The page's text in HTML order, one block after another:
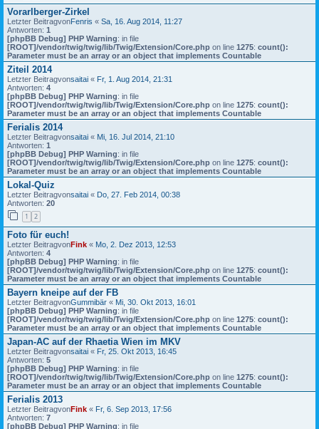
Vorarlberger-Zirkel
Letzter BeitragvonFenris « Sa, 16. Aug 2014, 11:27
Antworten: 1
[phpBB Debug] PHP Warning: in file
[ROOT]/vendor/twig/twig/lib/Twig/Extension/Core.php on line 1275: count():
Parameter must be an array or an object that implements Countable
Ziteil 2014
Letzter Beitragvonsaitai « Fr, 1. Aug 2014, 21:31
Antworten: 4
[phpBB Debug] PHP Warning: in file
[ROOT]/vendor/twig/twig/lib/Twig/Extension/Core.php on line 1275: count():
Parameter must be an array or an object that implements Countable
Ferialis 2014
Letzter Beitragvonsaitai « Mi, 16. Jul 2014, 21:10
Antworten: 1
[phpBB Debug] PHP Warning: in file
[ROOT]/vendor/twig/twig/lib/Twig/Extension/Core.php on line 1275: count():
Parameter must be an array or an object that implements Countable
Lokal-Quiz
Letzter Beitragvonsaitai « Do, 27. Feb 2014, 00:38
Antworten: 20
1 2
Foto für euch!
Letzter BeitragvonFink « Mo, 2. Dez 2013, 12:53
Antworten: 4
[phpBB Debug] PHP Warning: in file
[ROOT]/vendor/twig/twig/lib/Twig/Extension/Core.php on line 1275: count():
Parameter must be an array or an object that implements Countable
Bayern kneipe auf der FB
Letzter BeitragvonGummibär « Mi, 30. Okt 2013, 16:01
[phpBB Debug] PHP Warning: in file
[ROOT]/vendor/twig/twig/lib/Twig/Extension/Core.php on line 1275: count():
Parameter must be an array or an object that implements Countable
Japan-AC auf der Rhaetia Wien im MKV
Letzter Beitragvonsaitai « Fr, 25. Okt 2013, 16:45
Antworten: 5
[phpBB Debug] PHP Warning: in file
[ROOT]/vendor/twig/twig/lib/Twig/Extension/Core.php on line 1275: count():
Parameter must be an array or an object that implements Countable
Ferialis 2013
Letzter BeitragvonFink « Fr, 6. Sep 2013, 17:56
Antworten: 7
[phpBB Debug] PHP Warning: in file